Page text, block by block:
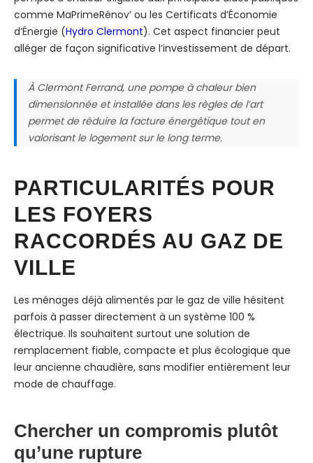
comme MaPrimeRénov’ ou les Certificats d’Économie
d’Énergie (Hydro Clermont). Cet aspect financier peut
alléger de façon significative l’investissement de départ.
À Clermont Ferrand, une pompe à chaleur bien
dimensionnée et installée dans les règles de l’art
permet de réduire la facture énergétique tout en
valorisant le logement sur le long terme.
PARTICULARITÉS POUR
LES FOYERS
RACCORDÉS AU GAZ DE
VILLE
Les ménages déjà alimentés par le gaz de ville hésitent
parfois à passer directement à un système 100 %
électrique. Ils souhaitent surtout une solution de
remplacement fiable, compacte et plus écologique que
leur ancienne chaudière, sans modifier entièrement leur
mode de chauffage.
Chercher un compromis plutôt
qu’une rupture